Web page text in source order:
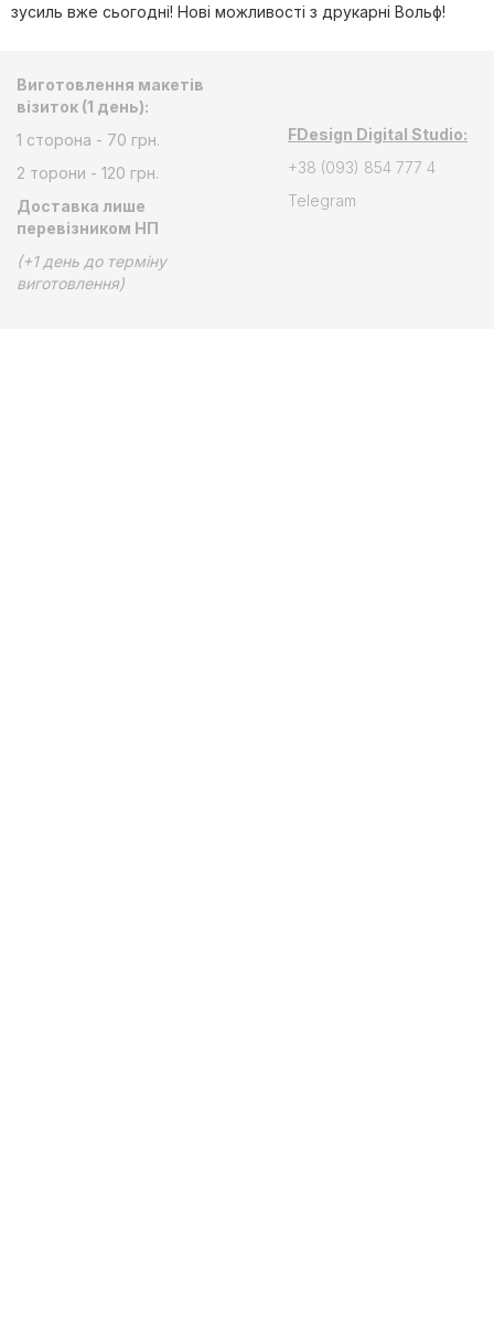
зусиль вже сьогодні! Нові можливості з друкарні Вольф!
Виготовлення макетів
візиток (1 день):
1 сторона - 70 грн.
2 торони - 120 грн.
Доставка лише
перевізником НП
(+1 день до терміну
виготовлення)
FDesign Digital Studio:
+38 (093) 854 777 4
Telegram